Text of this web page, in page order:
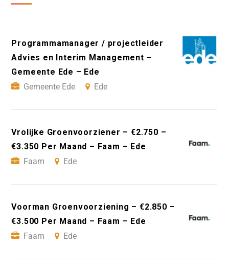
Programmamanager / projectleider
Advies en Interim Management –
Gemeente Ede – Ede
Gemeente Ede
Ede
Vrolijke Groenvoorziener – €2.750 –
€3.350 Per Maand – Faam – Ede
Faam
Ede
Voorman Groenvoorziening – €2.850 –
€3.500 Per Maand – Faam – Ede
Faam
Ede